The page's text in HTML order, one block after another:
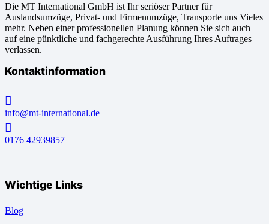
Die MT International GmbH ist Ihr seriöser Partner für
Auslandsumzüge, Privat- und Firmenumzüge, Transporte uns Vieles
mehr. Neben einer professionellen Planung können Sie sich auch
auf eine pünktliche und fachgerechte Ausführung Ihres Auftrages
verlassen.
Kontaktinformation
info@mt-international.de
0176 42939857
Wichtige Links
Blog